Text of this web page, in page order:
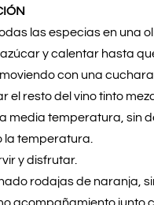
las especias en una
y calentar hasta
con una
el resto del vino tinto
media temperatura, sin
la temperatura.
y disfrutar.
rodajas de naranja,